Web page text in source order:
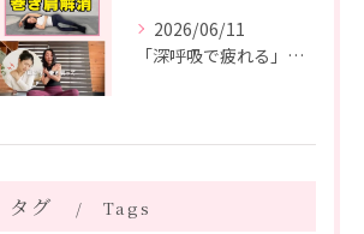
2026/06/11
「深呼吸で疲れる」の、実は普通じゃありません。
タグ Tags